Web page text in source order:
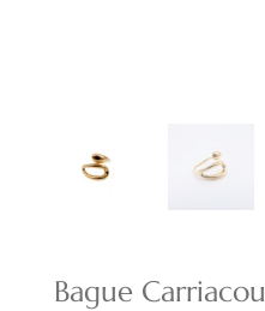
Bague Carriacou